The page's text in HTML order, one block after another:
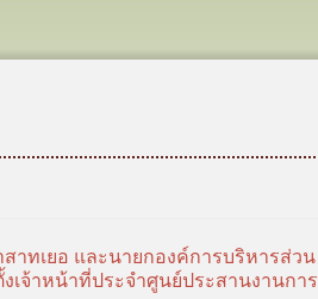
าทเยอ และนายกองค์การบริหารส่วน
เจ้าหน้าที่ประจำศูนย์ประสานงานการ